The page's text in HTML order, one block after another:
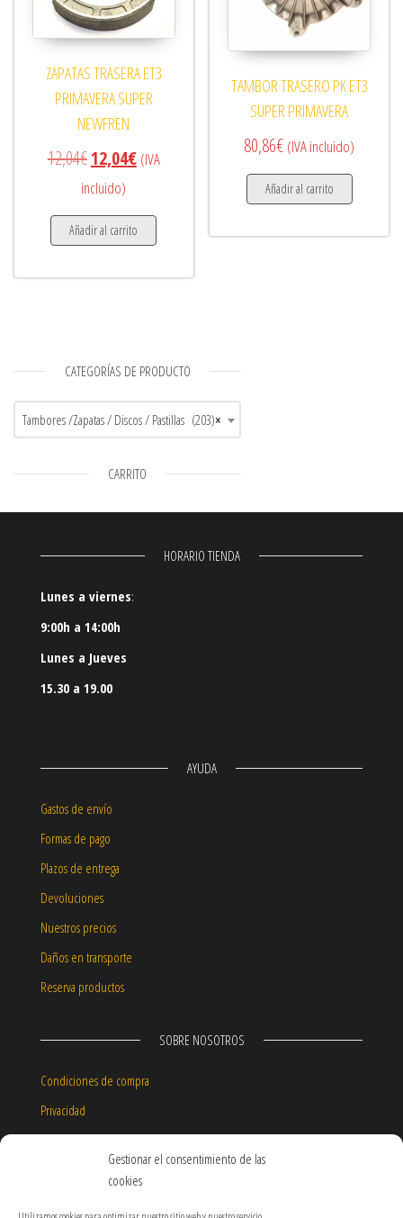
Gestionar el consentimiento de las
cookies
ZAPATAS TRASERA ET3
PRIMAVERA SUPER
NEWFREN
12,04€El precio original era: 12,04€.
12,04€El precio actual es: 12,04€.
(IVA
incluido)
Añadir al carrito
TAMBOR TRASERO PK ET3
SUPER PRIMAVERA
80,86€ (IVA incluido)
Añadir al carrito
CATEGORÍAS DE PRODUCTO
×
Tambores /Zapatas / Discos / Pastillas (203)
CARRITO
HORARIO TIENDA
Lunes a viernes:
9:00h a 14:00h
Lunes a Jueves
15.30 a 19.00
AYUDA
Gastos de envío
Formas de pago
Plazos de entrega
Devoluciones
Nuestros precios
Daños en transporte
Reserva productos
SOBRE NOSOTROS
Condiciones de compra
Privacidad
Aviso legal
Política de cookies